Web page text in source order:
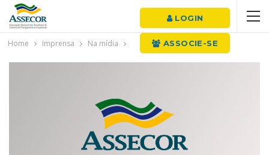
LOGIN
ASSOCIE-SE
Home Imprensa Na mídia